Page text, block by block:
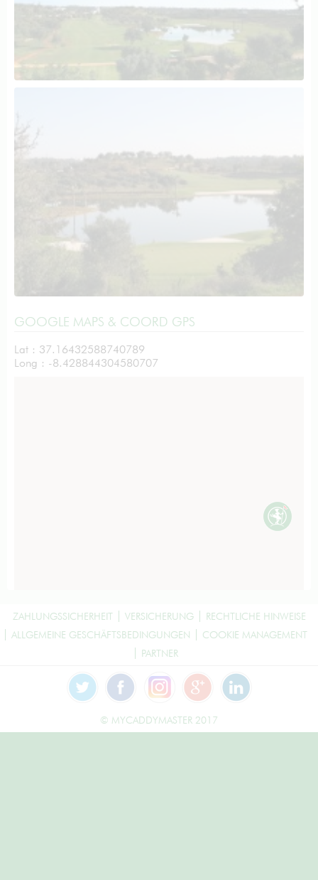
GOOGLE MAPS & COORD GPS
Lat : 37.16432588740789
Long : -8.428844304580707
ZAHLUNGSSICHERHEIT VERSICHERUNG
RECHTLICHE HINWEISE
ALLGEMEINE GESCHÄFTSBEDINGUNGEN
COOKIE MANAGEMENT
PARTNER
© MYCADDYMASTER 2017